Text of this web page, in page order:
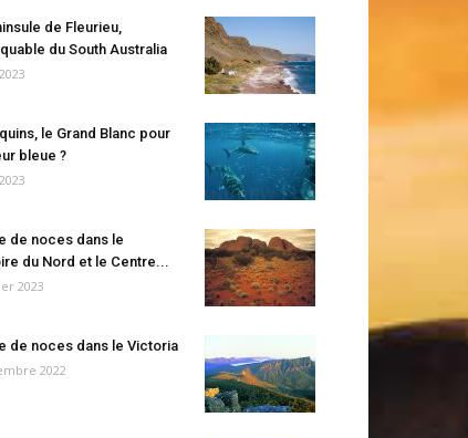
de Fleurieu,
du South Australia
le Grand Blanc pour
bleue ?
de noces dans le
du Nord et le Centre...
2023
de noces dans le Victoria
2022